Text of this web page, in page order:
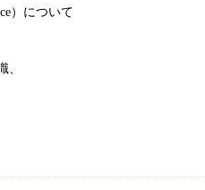
）について
、